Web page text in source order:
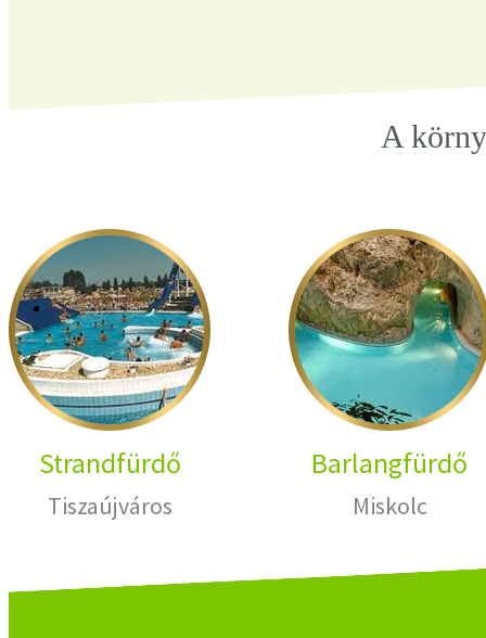
A
Strandfürdő
Tiszaújváros
Barlangfürdő
Miskolc